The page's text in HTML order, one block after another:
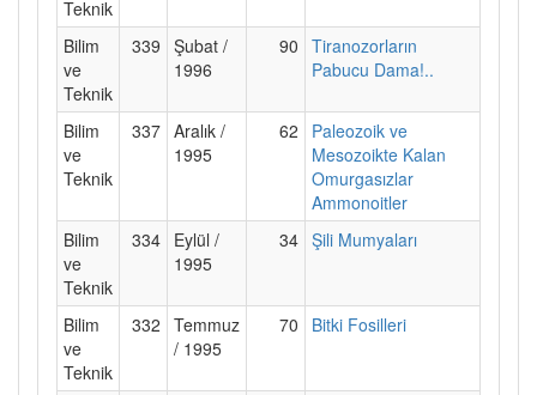
Teknik
Bilim
ve
Teknik
339 Şubat /
1996
90 Tiranozorların
Pabucu Dama!..
Bilim
ve
Teknik
337 Aralık /
1995
62
Paleozoik ve
Mesozoikte Kalan
Omurgasızlar
Ammonoitler
Bilim
ve
Teknik
334 Eylül /
1995
34 Şili Mumyaları
Bilim
ve
Teknik
332 Temmuz
/ 1995
70 Bitki Fosilleri